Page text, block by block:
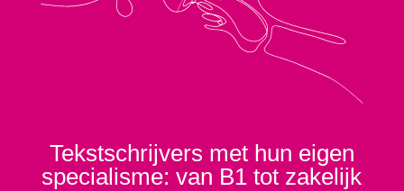
Tekstschrijvers met hun eigen
specialisme: van B1 tot zakelijk